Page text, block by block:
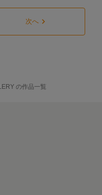
次へ
の作品一覧